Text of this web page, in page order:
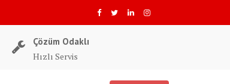
Çözüm Odaklı
Hızlı Servis